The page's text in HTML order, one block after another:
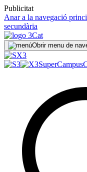
Publicitat
Anar a la navegació
secundària
Obrir menu de
SuperCampus